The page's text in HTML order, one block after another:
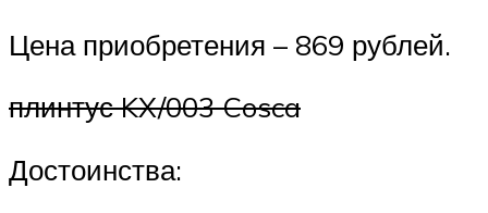
Цена приобретения – 869 рублей.
плинтус KX/003 Cosca
Достоинства: